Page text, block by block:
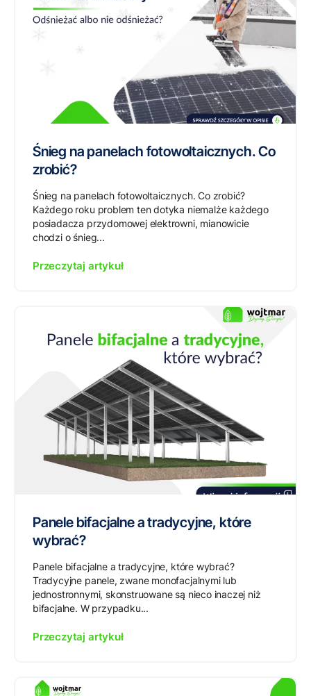
Śnieg na panelach fotowoltaicznych. Co
zrobić?
Śnieg na panelach fotowoltaicznych. Co zrobić?
Każdego roku problem ten dotyka niemalże każdego
posiadacza przydomowej elektrowni, mianowicie
chodzi o śnieg...
Przeczytaj artykuł
Panele bifacjalne a tradycyjne, które
wybrać?
Panele bifacjalne a tradycyjne, które wybrać?
Tradycyjne panele, zwane monofacjalnymi lub
jednostronnymi, skonstruowane są nieco inaczej niż
bifacjalne. W przypadku...
Przeczytaj artykuł